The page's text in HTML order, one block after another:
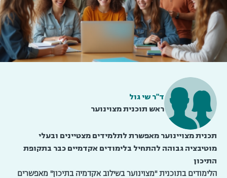
ד"ר שי גול
ראש תוכנית מצוינוער
תכנית מצויינוער מאפשרת לתלמידים מצטיינים ובעלי
מוטיבציה גבוהה להתחיל בלימודים אקדמיים כבר בתקופת
התיכון
הלימודים בתוכנית "מצוינוער בשילוב אקדמיה בתיכון" מאפשרים